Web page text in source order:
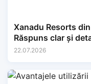
Xanadu Resorts
Răspuns clar și
22.07.2026